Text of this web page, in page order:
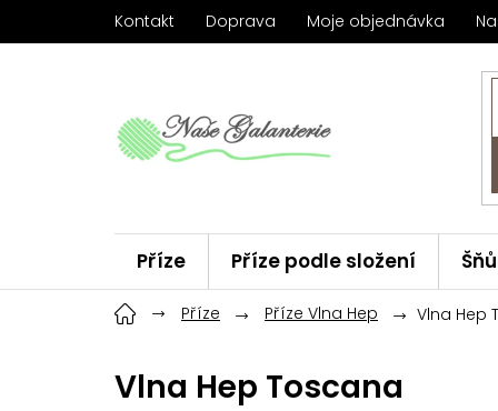
Kontakt Doprava Moje objednávka
Příze Příze podle složení
Háčky ChiaoGoo Značky
Příze Příze Vlna Hep Vlna Hep
Vlna Hep Toscana